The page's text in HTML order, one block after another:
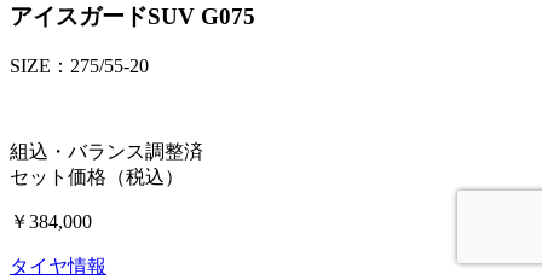
アイスガードSUV G075
SIZE：275/55-20
組込・バランス調整済
セット価格（税込）
￥384,000
タイヤ情報